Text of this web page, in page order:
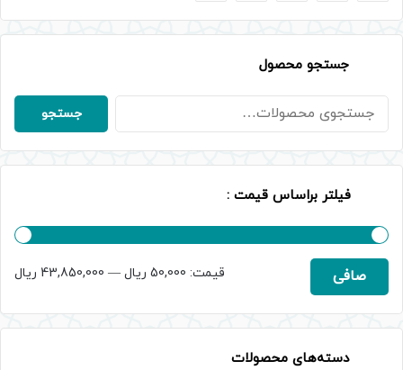
جستجو محصول
جستجو
برای:
جستجو
فیلتر براساس قیمت :
حداقل
حداكثرصافی قيمت: 50,000 ریال — 43,850,000 ریال
دسته‌های محصولات